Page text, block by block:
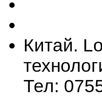
Китай.
Тел: